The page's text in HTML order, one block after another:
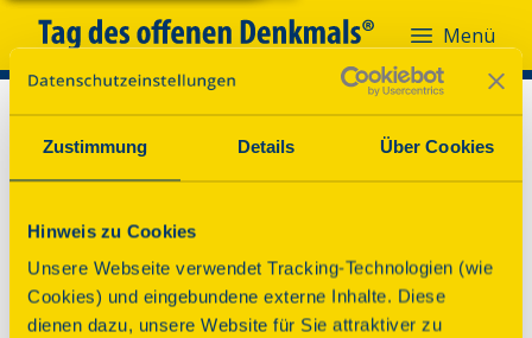
Zustimmung Details Über Cookies
Hinweis zu Cookies
Unsere Webseite verwendet Tracking-Technologien (wie
Cookies) und eingebundene externe Inhalte. Diese
dienen dazu, unsere Website für Sie attraktiver zu
Menü